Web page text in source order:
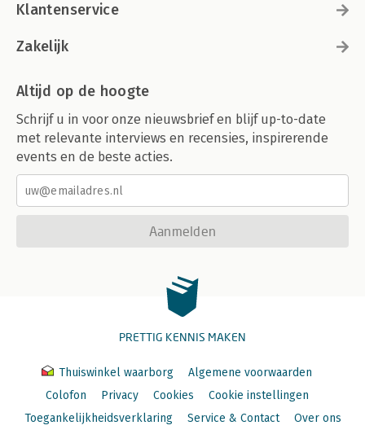
Klantenservice
Zakelijk
Altijd op de hoogte
Schrijf u in voor onze nieuwsbrief en blijf up-to-date
met relevante interviews en recensies, inspirerende
events en de beste acties.
Aanmelden
PRETTIG KENNIS MAKEN
Thuiswinkel waarborg
Algemene voorwaarden
Colofon
Privacy Cookies
Cookie instellingen
Toegankelijkheidsverklaring
Service & Contact Over ons